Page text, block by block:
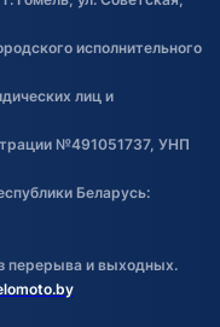
исполнительного
лиц и
№491051737, УНП
Беларусь:
перерыва и выходных.